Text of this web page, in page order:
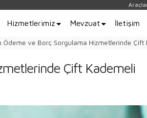
Hizmetlerimiz Mevzuat İletişim
Ödeme ve Borç Sorgulama Hizmetlerinde
Çift Kademeli